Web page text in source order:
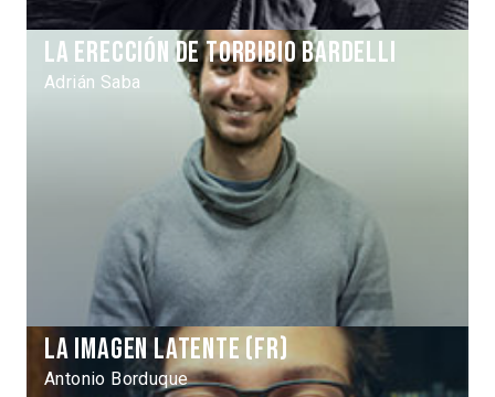
La erección de Torbibio Bardelli
Adrián Saba
La Imagen Latente (fr)
Antonio Borduque